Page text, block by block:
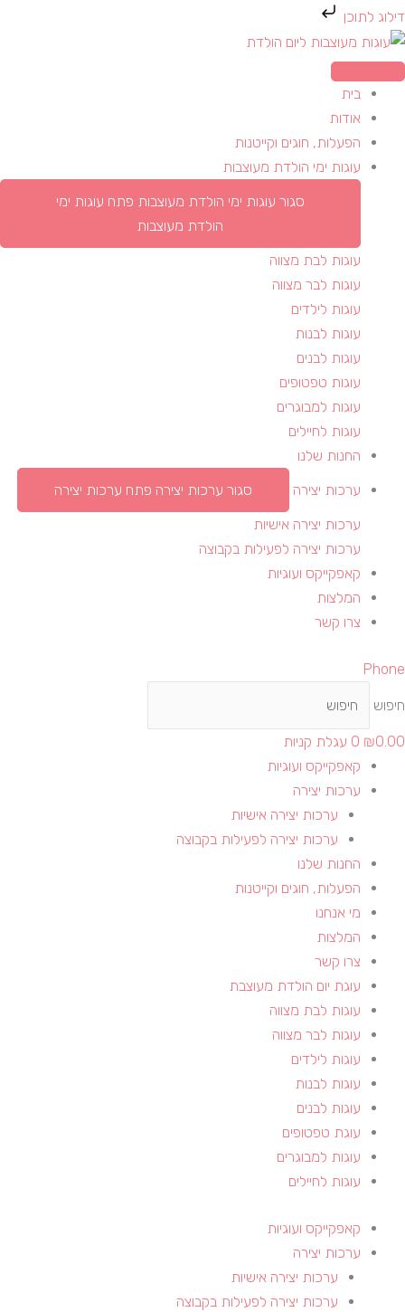
דילוג לתוכן
דילוג
לתוכן
בית
אודות
הפעלות, חוגים וקייטנות
עוגות ימי הולדת מעוצבות
סגור עוגות ימי הולדת מעוצבות פתח עוגות ימי
הולדת מעוצבות
עוגות לבת מצווה
עוגות לבר מצווה
עוגות לילדים
עוגות לבנות
עוגות לבנים
עוגות טפטופים
עוגות למבוגרים
עוגות לחיילים
החנות שלנו
ערכות יצירה
סגור ערכות יצירה פתח ערכות יצירה
ערכות יצירה אישיות
ערכות יצירה לפעילות בקבוצה
קאפקייקס ועוגיות
המלצות
צרו קשר
Phone
חיפוש
₪0.00
0 עגלת קניות
קאפקייקס ועוגיות
ערכות יצירה
ערכות יצירה אישיות
ערכות יצירה לפעילות בקבוצה
החנות שלנו
הפעלות, חוגים וקייטנות​
מי אנחנו
המלצות
צרו קשר
עוגת יום הולדת מעוצבת
עוגות לבת מצווה
עוגות לבר מצווה
עוגות לילדים
עוגות לבנות
עוגות לבנים
עוגת טפטופים
עוגות למבוגרים
עוגות לחיילים
קאפקייקס ועוגיות
ערכות יצירה
ערכות יצירה אישיות
ערכות יצירה לפעילות בקבוצה